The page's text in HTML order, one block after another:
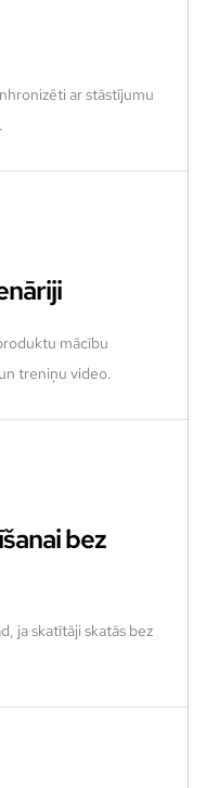
ar stāstījumu
mācību
treniņu video.
bez
ja skatītāji skatās bez